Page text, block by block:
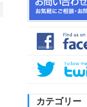
カテゴリー